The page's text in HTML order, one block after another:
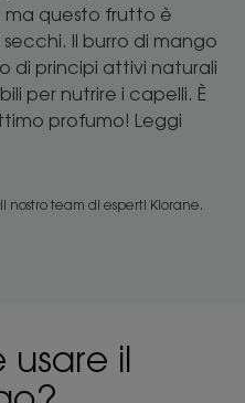
ma questo frutto è
Il burro di mango
principi attivi naturali
per nutrire i capelli. È
profumo! Leggi
il nostro team di esperti Klorane.
il